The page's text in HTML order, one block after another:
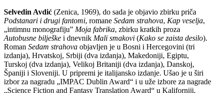
Selvedin Avdić (Zenica, 1969), do sada je objavio zbirku priča
Podstanari i drugi fantomi, romane Sedam strahova, Kap veselja,
„intimnu monografiju” Moja fabrika, zbirku kratkih proza
Autobusne bilješke i dnevnik Mali smakovi (Kako se zaista desilo).
Roman Sedam strahova objavljen je u Bosni i Hercegovini (tri
izdanja), Hrvatskoj, Srbiji (dva izdanja), Makedoniji, Egiptu,
Turskoj (dva izdanja), Velikoj Britaniji (dva izdanja), Danskoj,
Španiji i Sloveniji. U pripremi je italijansko izdanje. Ušao je u širi
izbor za nagradu „IMPAC Dublin Award“ i u uže izbore za nagrade
„Science Fiction and Fantasy Translation Award“ u Kaliforniji,